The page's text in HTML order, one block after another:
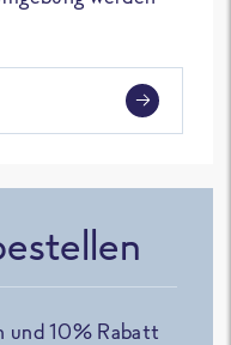
und 10% Rabatt